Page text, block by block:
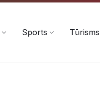
Sports Tūrisms